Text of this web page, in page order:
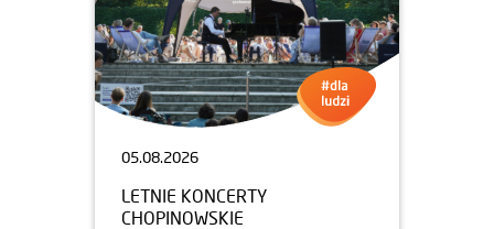
05.08.2026
LETNIE KONCERTY
CHOPINOWSKIE